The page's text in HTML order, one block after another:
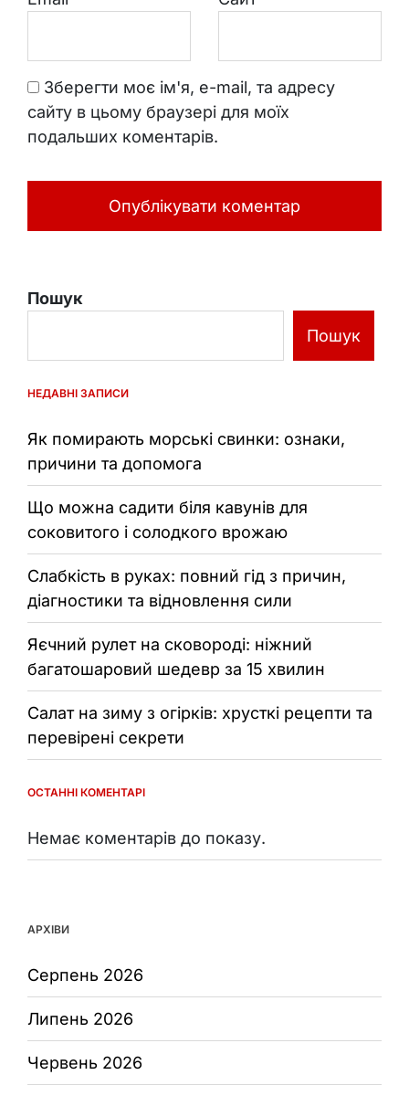
Зберегти моє ім'я, e-mail, та адресу
сайту в цьому браузері для моїх
подальших коментарів.
Пошук
Пошук
НЕДАВНІ ЗАПИСИ
Як помирають морські свинки: ознаки,
причини та допомога
Що можна садити біля кавунів для
соковитого і солодкого врожаю
Слабкість в руках: повний гід з причин,
діагностики та відновлення сили
Яєчний рулет на сковороді: ніжний
багатошаровий шедевр за 15 хвилин
Салат на зиму з огірків: хрусткі рецепти та
перевірені секрети
ОСТАННІ КОМЕНТАРІ
Немає коментарів до показу.
АРХІВИ
Серпень 2026
Липень 2026
Червень 2026